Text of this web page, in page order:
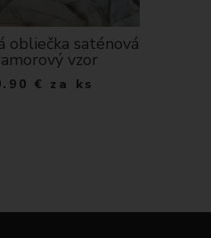
obliečka saténová
vzor
€ za ks